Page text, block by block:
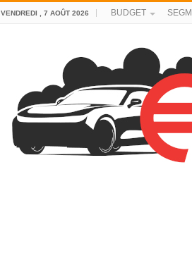
VENDREDI , 7 AOÛT 2026 BUDGET